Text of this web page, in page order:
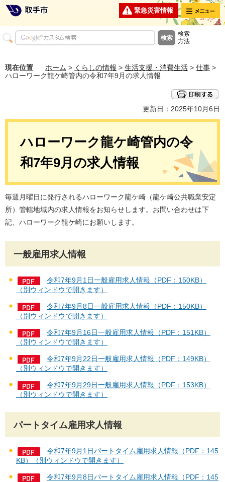
緊急災害情報 メニュー
検索
方法
現在位置 ホーム > くらしの情報 > 生活支援・消費生活 > 仕事 >
ハローワーク龍ケ崎管内の令和7年9月の求人情報
更新日：2025年10月6日
ハローワーク龍ケ崎管内の令
和7年9月の求人情報
毎週月曜日に発行されるハローワーク龍ケ崎（龍ケ崎公共職業安定
所）管轄地域内の求人情報をお知らせします。お問い合わせは下
記、ハローワーク龍ケ崎にお願いします。
一般雇用求人情報
令和7年9月1日一般雇用求人情報（PDF：150KB）
（別ウィンドウで開きます）
令和7年9月8日一般雇用求人情報（PDF：150KB）
（別ウィンドウで開きます）
令和7年9月16日一般雇用求人情報（PDF：151KB）
（別ウィンドウで開きます）
令和7年9月22日一般雇用求人情報（PDF：149KB）
（別ウィンドウで開きます）
令和7年9月29日一般雇用求人情報（PDF：153KB）
（別ウィンドウで開きます）
パートタイム雇用求人情報
令和7年9月1日パートタイム雇用求人情報（PDF：145
KB）（別ウィンドウで開きます）
令和7年9月8日パートタイム雇用求人情報（PDF：145